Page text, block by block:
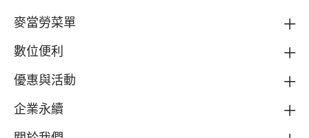
麥當勞菜單
數位便利
優惠與活動
企業永續